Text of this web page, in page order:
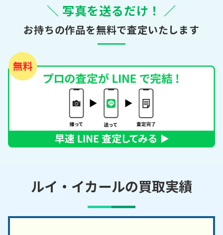
＼ 写真を送るだけ！ ／
お持ちの作品を無料で査定いたします
ルイ・イカールの買取実績